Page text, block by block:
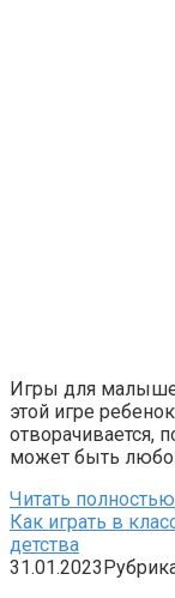
Игры для
этой игре
отворачивается,
может быть
Читать полностью
Как играть в
детства
31.01.2023